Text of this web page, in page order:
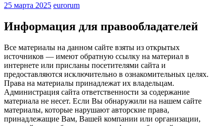
25 марта 2025 eurorum
Информация для правообладателей
Все материалы на данном сайте взяты из открытых
источников — имеют обратную ссылку на материал в
интернете или присланы посетителями сайта и
предоставляются исключительно в ознакомительных целях.
Права на материалы принадлежат их владельцам.
Администрация сайта ответственности за содержание
материала не несет. Если Вы обнаружили на нашем сайте
материалы, которые нарушают авторские права,
принадлежащие Вам, Вашей компании или организации,